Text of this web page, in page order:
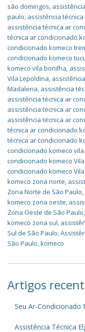
são domingos,
paulo, assistência
assistência técnica ar
técnica ar condicionado
condicionado komeco
condicionado komeco
komeco vila bonilha,
Vila Lepoldina,
Madalena, assistência
assistência técnica ar
assistência técnica ar
assistência técnica ar
técnica ar condicionado
técnica ar condicionado
condicionado komeco
condicionado komeco
condicionado komeco
komeco zona norte,
Zona Norte de São Paulo,
komeco zona oeste,
Zona Oeste de São Paulo,
komeco zona sul,
Sul de São Paulo,
São Paulo,komeco
Artigos
Seu Ar-Condicionado
Assistência Técnica